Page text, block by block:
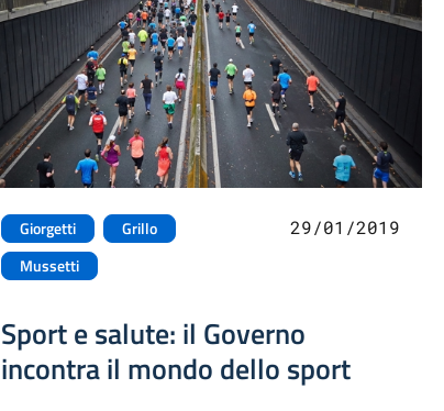
Giorgetti
Grillo
Mussetti
29/01/2019
Sport e salute: il Governo
incontra il mondo dello sport